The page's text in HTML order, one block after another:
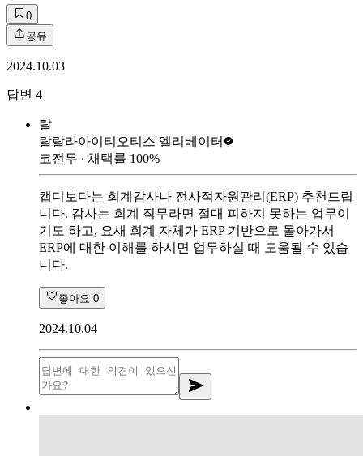
0
공유
2024.10.03
답변 4
랄
랄랄라아이티 오티스 엘리베이터
코전무 ∙ 채택률 100%
캡디보다는 회계감사나 전사적자원관리(ERP) 추천드립
니다. 감사는 회계 직무라면 절대 피하지 못하는 업무이
기도 하고, 요새 회계 자체가 ERP 기반으로 돌아가서
ERP에 대한 이해를 하시면 업무하실 때 도움될 수 있습
니다.
좋아요 0
2024.10.04